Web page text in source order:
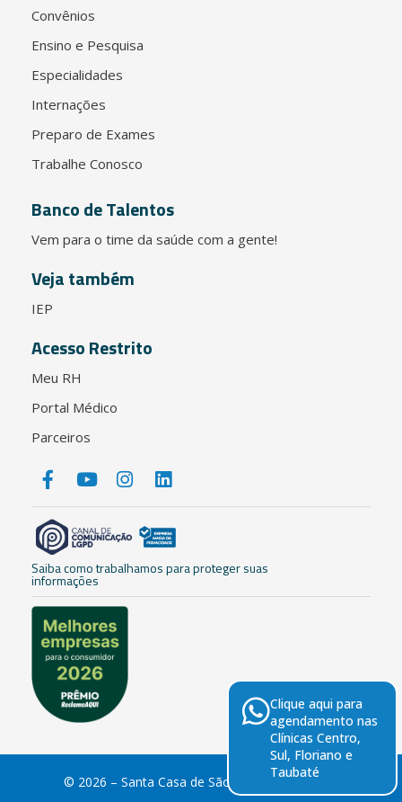
Convênios
Ensino e Pesquisa
Especialidades
Internações
Preparo de Exames
Trabalhe Conosco
Banco de Talentos
Vem para o time da saúde com a gente!
Veja também
IEP
Acesso Restrito
Meu RH
Portal Médico
Parceiros
Saiba como trabalhamos para proteger suas
informações
Clique aqui para
agendamento nas
Clínicas Centro,
Sul, Floriano e
Taubaté
© 2026 – Santa Casa de São José dos Campos.